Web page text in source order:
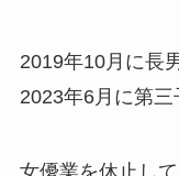
2019年10月に長
2023年6月に第三